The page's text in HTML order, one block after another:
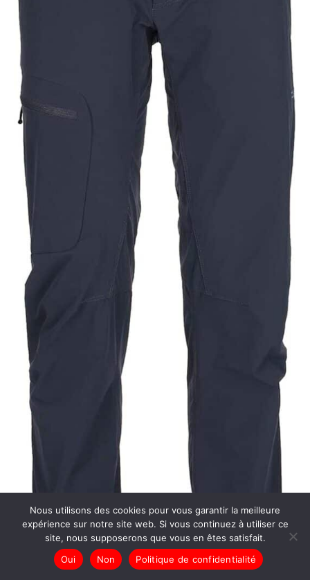
Nous utilisons des cookies pour vous garantir la meilleure
expérience sur notre site web. Si vous continuez à utiliser ce
site, nous supposerons que vous en êtes satisfait.
Oui
Non Politique de confidentialité